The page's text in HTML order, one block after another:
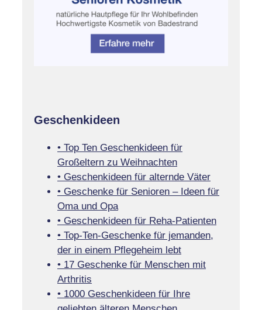
Geschenkideen
• Top Ten Geschenkideen für
Großeltern zu Weihnachten
• Geschenkideen für alternde Väter
• Geschenke für Senioren – Ideen für
Oma und Opa
• Geschenkideen für Reha-Patienten
• Top-Ten-Geschenke für jemanden,
der in einem Pflegeheim lebt
• 17 Geschenke für Menschen mit
Arthritis
• 1000 Geschenkideen für Ihre